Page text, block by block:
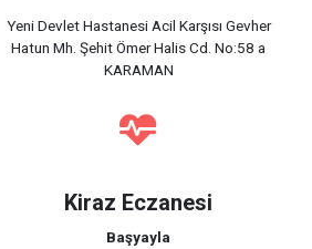
Yeni Devlet Hastanesi Acil Karşısı Gevher
Hatun Mh. Şehit Ömer Halis Cd. No:58 a
KARAMAN
Kiraz Eczanesi
Başyayla